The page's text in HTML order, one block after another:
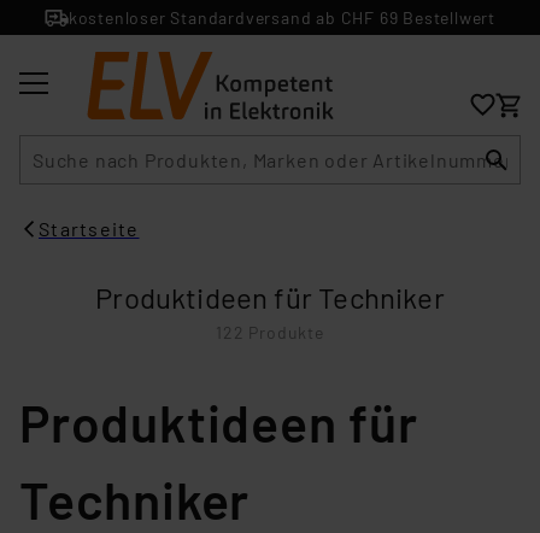
kostenloser Standardversand ab CHF 69 Bestellwert
Startseite
Produktideen für Techniker
122 Produkte
Produktideen für
Techniker